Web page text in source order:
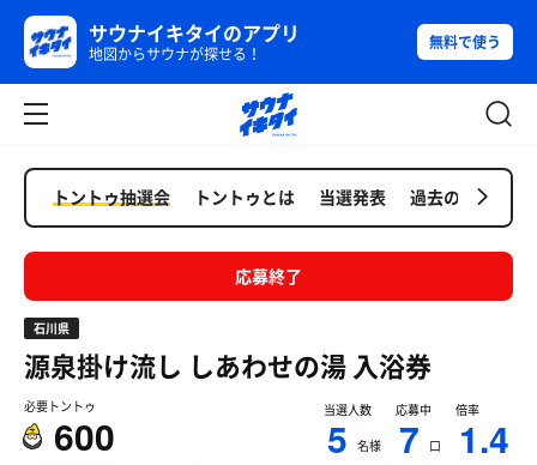
サウナイキタイのアプリ
地図からサウナが探せる！
無料で使う
トントゥ抽選会 トントゥとは 当選発表 過去の抽選会
応募終了
石川県
源泉掛け流し しあわせの湯入浴券
必要トントゥ
600
当選人数
5 名様
応募中
7 口
倍率
1.4